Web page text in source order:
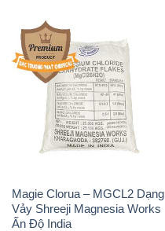
Magie Clorua – MGCL2 Dạng
Vảy Shreeji Magnesia Works
Ấn Độ India